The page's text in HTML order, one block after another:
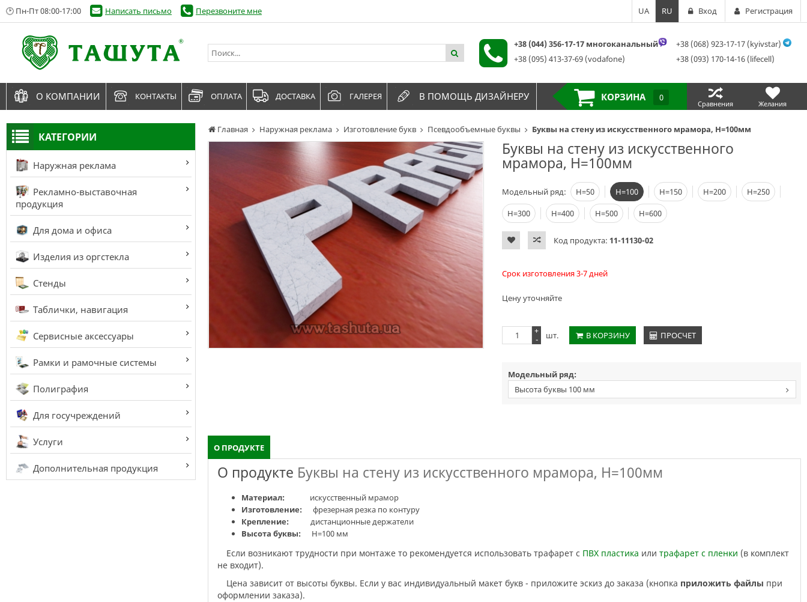
КАТЕГОРИИ
Наружная реклама
Рекламно-выставочная
продукция
Для дома и офиса
Изделия из оргстекла
Стенды
Таблички, навигация
Сервисные аксессуары
Рамки и рамочные системы
Полиграфия
Для госучреждений
Услуги
Дополнительная продукция
Главная Наружная реклама Изготовление букв Псевдообъемные буквы Буквы на стену из искусственного мрамора, H=100мм
Буквы на стену из искусственного
мрамора, H=100мм
Модельный ряд: Н=50 Н=100 Н=150 Н=200
Н=250
Н=300
Н=400 Н=500 Н=600
Код продукта: 11-11130-02
Срок изготовления 3-7 дней
Цену уточняйте
+
-
шт. В КОРЗИНУ ПРОСЧЕТ
Модельный ряд:
Высота буквы 100 мм
О ПРОДУКТЕ
О продукте Буквы на стену из искусственного мрамора, H=100мм
Материал: искусственный мрамор
Изготовление: фрезерная резка по контуру
Крепление: дистанционные держатели
Высота буквы: H=100 мм
Если возникают трудности при монтаже то рекомендуется использовать трафарет с ПВХ пластика или трафарет с пленки (в комплект
не входит).
Цена зависит от высоты буквы. Если у вас индивидуальный макет букв - приложите эскиз до заказа (кнопка приложить файлы при
оформлении заказа).
🕑 Пн-Пт 08:00-17:00 Написать письмо Перезвоните мне UA RU Вход Регистрация
+38 (044) 356-17-17 многоканальный
+38 (095) 413-37-69 (vodafone)
+38 (068) 923-17-17 (kyivstar)
+38 (093) 170-14-16 (lifecell)
О КОМПАНИИ КОНТАКТЫ ОПЛАТА ДОСТАВКА ГАЛЕРЕЯ В ПОМОЩЬ ДИЗАЙНЕРУ КОРЗИНА 0
Сравнения Желания